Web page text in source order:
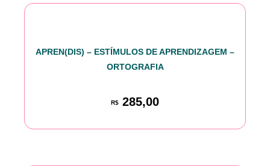
APREN(DIS) – ESTÍMULOS DE APRENDIZAGEM –
ORTOGRAFIA
R$ 285,00